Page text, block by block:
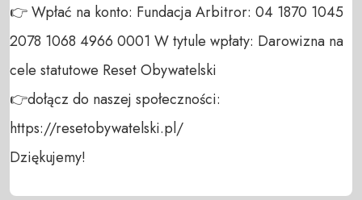
👉 Wpłać na konto: Fundacja Arbitror: 04 1870 1045
2078 1068 4966 0001 W tytule wpłaty: Darowizna na
cele statutowe Reset Obywatelski
👉dołącz do naszej społeczności:
https://resetobywatelski.pl/
Dziękujemy!